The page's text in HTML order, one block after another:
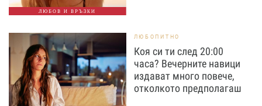
ЛЮБОВ И ВРЪЗКИ
ЛЮБОПИТНО
Коя си ти след 20:00
часа? Вечерните навици
издават много повече,
отколкото предполагаш